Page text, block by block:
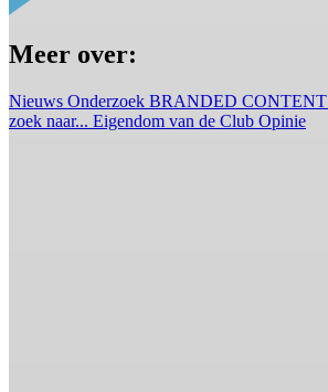
Meer over:
Nieuws Onderzoek BRANDED CONTENT
zoek naar... Eigendom van de Club Opinie